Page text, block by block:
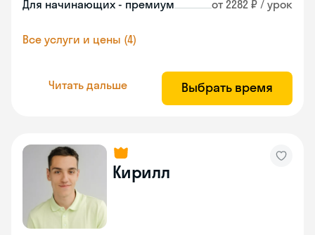
Для начинающих - премиум от 2282 ₽ / урок
Все услуги и цены (4)
Читать дальше Выбрать время
Кирилл